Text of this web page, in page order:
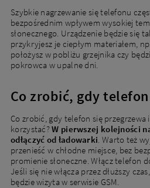
Szybkie nagrzewanie się telefonu
bezpośrednim wpływem wysokiej
słonecznego. Urządzenie będzie się
przykryjesz je ciepłym materiałem,
położysz w pobliżu grzejnika czy
pokrowca w upalne dni.
Co zrobić, gdy
Co zrobić, gdy telefon się przegrzewa
korzystać?W pierwszej kolejności
odłączyć od ładowarki . Warto też
przenieść w chłodne miejsce, bez
promienie słoneczne. Włącz telefon
Jeśli się nie włącza przez dłuższy
będzie wizyta w serwisie GSM.